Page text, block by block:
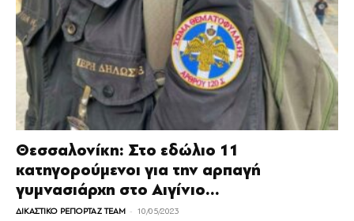
Θεσσαλονίκη: Στο εδώλιο 11
κατηγορούμενοι για την αρπαγή
γυμνασιάρχη στο Αιγίνιο...
ΔΙΚΑΣΤΙΚΟ ΡΕΠΟΡΤΑΖ TEAM - 10/05/2023